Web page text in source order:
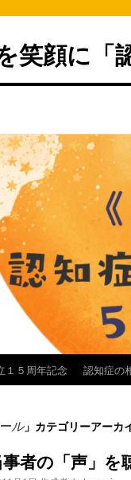
笑顔に「
１５周年記念 認知症の
ル」カテゴリーアーカ
者の「声」を